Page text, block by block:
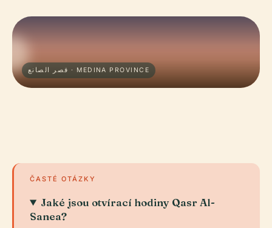
قصر الصانع · MEDINA PROVINCE
ČASTÉ OTÁZKY
Jaké jsou otvírací hodiny Qasr Al-
Sanea?